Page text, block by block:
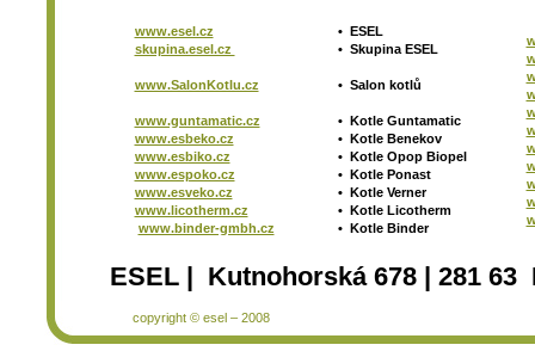
www.esel.cz
skupina.esel.cz
www.SalonKotlu.cz
www.guntamatic.cz
www.esbeko.cz
www.esbiko.cz
www.espoko.cz
www.esveko.cz
www.licotherm.cz
www.binder-gmbh.cz
• ESEL
• Skupina ESEL
• Salon kotlů
• Kotle Guntamatic
• Kotle Benekov
• Kotle Opop Biopel
• Kotle Ponast
• Kotle Verner
• Kotle Licotherm
• Kotle Binder
ESEL | Kutnohorská 678 | 281
copyright © esel – 2008